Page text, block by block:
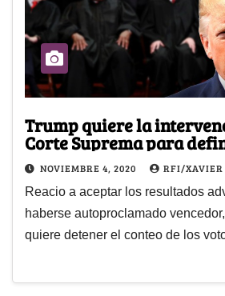
Trump quiere la
Corte Suprema para
NOVIEMBRE 4, 2020 RFI/XAVIER
Reacio a aceptar los resultados
haberse autoproclamado
quiere detener el conteo de los